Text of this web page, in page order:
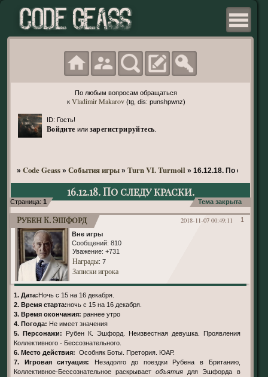
По любым вопросам обращаться
к Vladimir Makarov(tg, dis: punshpwnz)
ID: Гость!
Войдите или зарегистрируйтесь
» Code Geass » События игры » Turn VI. Turmoil » 16.12.18. По следу
16.12.18. По следу краски.
Страница: 1 Тема закрыта
1
2018-11-07 00:49:11
Рубен К. Эшфорд
Вне игры
Сообщений: 810
Уважение: +731
Награды: 7
Записки игрока
1. Дата:Ночь с 15 на 16 декабря.
2. Время старта:ночь с 15 на 16 декабря.
3. Время окончания: раннее утро
4. Погода: Не имеет значения
5. Персонажи:
Рубен К. Эшфорд. Неизвестная девушка. Проявления
Коллективного - Бессознательного.
6. Место действия: Особняк Боты. Претория. ЮАР.
7. Игровая ситуация:
Незадолго до поездки Рубена в Британию,
Коллективное-Бессознательное раскрываетобъятия для Эшфорда в